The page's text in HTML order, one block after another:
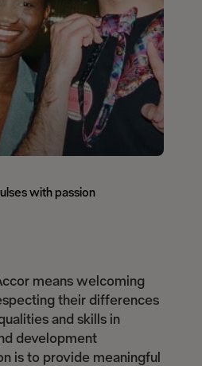
with passion
means welcoming
their differences
and skills in
development
is to provide meaningful